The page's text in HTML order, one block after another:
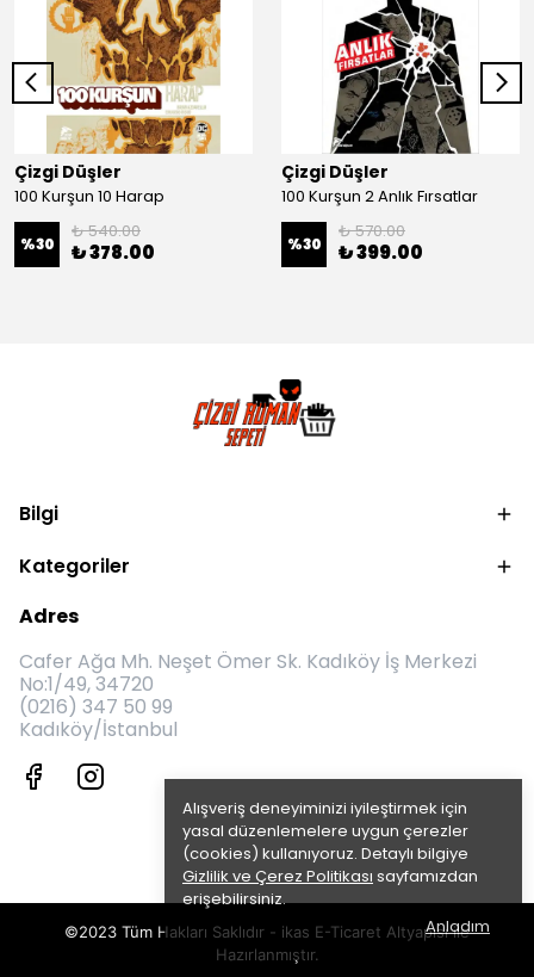
Alışveriş deneyiminizi iyileştirmek için
yasal düzenlemelere uygun çerezler
(cookies) kullanıyoruz. Detaylı bilgiye
Gizlilik ve Çerez Politikası sayfamızdan
erişebilirsiniz.
Anladım
Çizgi Düşler
100 Kurşun 10 Harap
%30
₺ 540.00
₺ 378.00
Çizgi Düşler
100 Kurşun 2 Anlık Fırsatlar
%30
₺ 570.00
₺ 399.00
Bilgi
Kategoriler
Adres
Cafer Ağa Mh. Neşet Ömer Sk. Kadıköy İş Merkezi
No:1/49, 34720
(0216) 347 50 99
Kadıköy/İstanbul
©2023 Tüm Hakları Saklıdır - ikas E-Ticaret Altyapısı ile
Hazırlanmıştır.